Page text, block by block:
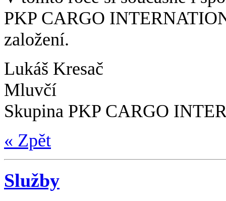
PKP CARGO
založení.
Lukáš Kresač
Mluvčí
Skupina PKP CARGO
« Zpět
Služby